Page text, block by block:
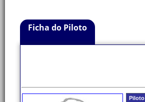
Ficha do Piloto
Piloto